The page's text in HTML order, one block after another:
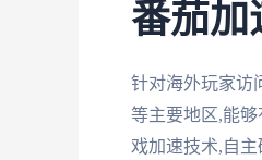
番茄加
针对海外玩家访
等主要地区,能
戏加速技术,自